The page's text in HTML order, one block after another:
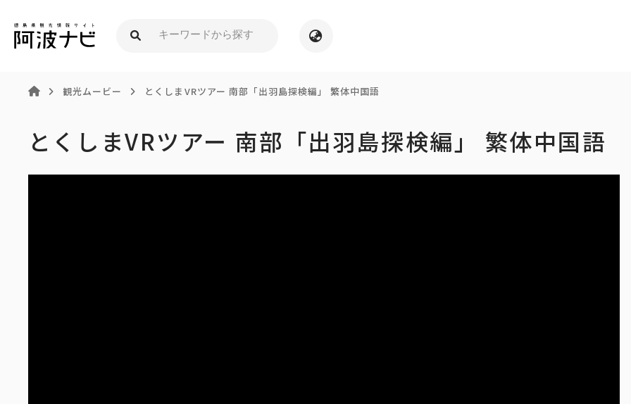
観光ムービー とくしまVRツアー 南部「出羽島探検編」 繁体中国語
とくしまVRツアー 南部「出羽島探検編」 繁体中国語